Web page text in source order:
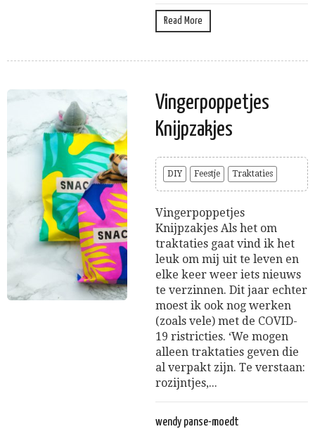
Read More
Vingerpoppetjes
Knijpzakjes
DIY Feestje Traktaties
Vingerpoppetjes
Knijpzakjes Als het om
traktaties gaat vind ik het
leuk om mij uit te leven en
elke keer weer iets nieuws
te verzinnen. Dit jaar echter
moest ik ook nog werken
(zoals vele) met de COVID-
19 ristricties. ‘We mogen
alleen traktaties geven die
al verpakt zijn. Te verstaan:
rozijntjes,...
wendy panse-moedt